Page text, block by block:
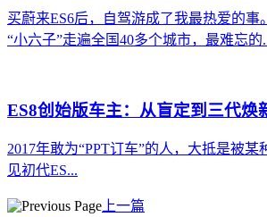
买蔚来ES6后，自驾游成了我最热爱的事
“小六子”走遍全国40多个城市，最难忘的
ES8创始版车主：从盲定到三代焕
2017年敢为“PPT订车”的人，大抵是被
见初代ES...
上一篇